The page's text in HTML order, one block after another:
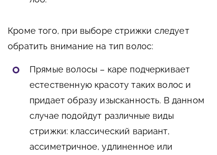
Кроме того, при выборе стрижки следует
обратить внимание на тип волос:
Прямые волосы – каре подчеркивает
естественную красоту таких волос и
придает образу изысканность. В данном
случае подойдут различные виды
стрижки: классический вариант,
ассиметричное, удлиненное или